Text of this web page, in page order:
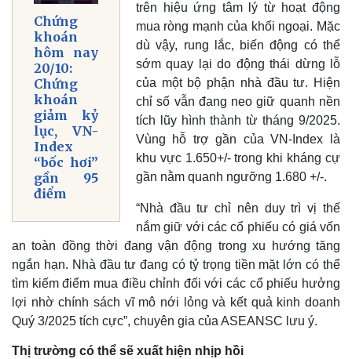
Thế giới
Quan sát
Cuộc sống đó đây
Hồ sơ
Multimedia
Video
Ảnh
Infographic
Chứng
khoán
hôm nay
20/10:
Chứng
khoán
giảm kỷ
lục, VN-
Index
“bốc hơi”
gần 95
điểm
trên hiệu ứng tâm lý từ hoạt động
mua ròng mạnh của khối ngoại. Mặc
dù vậy, rung lắc, biến động có thể
sớm quay lại do động thái dừng lỗ
của một bộ phận nhà đầu tư. Hiện
chỉ số vẫn đang neo giữ quanh nền
tích lũy hình thành từ tháng 9/2025.
Vùng hỗ trợ gần của VN-Index là
khu vực 1.650+/- trong khi kháng cự
gần nằm quanh ngưỡng 1.680 +/-.
“Nhà đầu tư chỉ nên duy trì vị thế
nắm giữ với các cổ phiếu có giá vốn
an toàn đồng thời đang vận động trong xu hướng tăng
ngắn hạn. Nhà đầu tư đang có tỷ trọng tiền mặt lớn có thể
tìm kiếm điểm mua điều chỉnh đối với các cổ phiếu hưởng
lợi nhờ chính sách vĩ mô nới lỏng và kết quả kinh doanh
Quý 3/2025 tích cực”, chuyên gia của ASEANSC lưu ý.
Thị trường có thể sẽ xuất hiện nhịp hồi